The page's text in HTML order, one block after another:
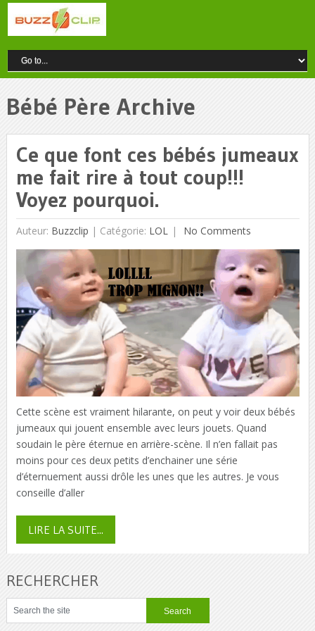
Bébé Père Archive
Ce que font ces bébés jumeaux
me fait rire à tout coup!!!
Voyez pourquoi.
Auteur: Buzzclip | Catégorie: LOL No Comments
Cette scène est vraiment hilarante, on peut y voir deux bébés
jumeaux qui jouent ensemble avec leurs jouets. Quand
soudain le père éternue en arrière-scène. Il n’en fallait pas
moins pour ces deux petits d’enchainer une série
d’éternuement aussi drôle les unes que les autres. Je vous
conseille d’aller
LIRE LA SUITE...
RECHERCHER